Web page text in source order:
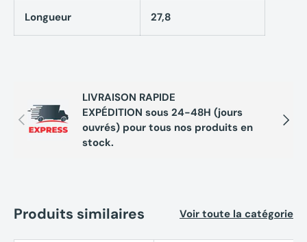
Longueur 27,8
Précédent
LIVRAISON RAPIDE
EXPÉDITION sous 24-48H (jours
ouvrés) pour tous nos produits en
stock.
Produits similaires Voir toute la catégorie